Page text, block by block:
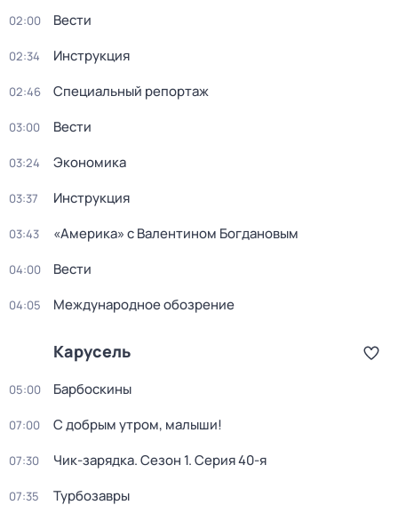
02:00 Вести
02:34 Инструкция
02:46 Специальный репортаж
03:00 Вести
03:24 Экономика
03:37 Инструкция
03:43 «Америка» с Валентином Богдановым
04:00 Вести
04:05 Международное обозрение
Карусель
05:00 Барбоскины
07:00 С добрым утром, малыши!
07:30 Чик-зарядка. Сезон 1. Серия 40-я
07:35 Турбозавры